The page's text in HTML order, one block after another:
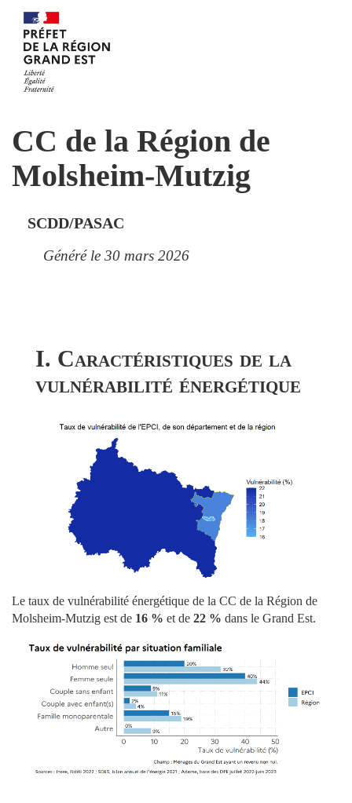
CC de la Région de
Molsheim-Mutzig
SCDD/PASAC
Généré le 30 mars 2026
I. Caractéristiques de la
vulnérabilité énergétique
Le taux de vulnérabilité énergétique de la CC de la Région de
Molsheim-Mutzig est de 16 % et de 22 % dans le Grand Est.